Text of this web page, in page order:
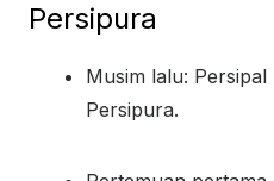
Persipura
Musim lalu:
Persipura.